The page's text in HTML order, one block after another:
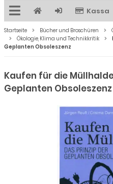
Kassa
Startseite Bücher und Broschüren
Ökologie, Klima und Technikkritik
Geplanten Obsoleszenz
Kaufen für die
Geplanten Obsoleszenz